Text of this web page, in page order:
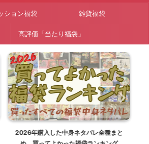
ション福袋 雑貨福袋
高評価「当たり福袋」
2026年購入した中身ネタバレ全種まと